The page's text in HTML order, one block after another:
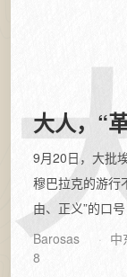
大人，“
9月20日，大批
穆巴拉克的游行
由、正义”的口
杜拉·法塔赫·塞
Barosas 中
8